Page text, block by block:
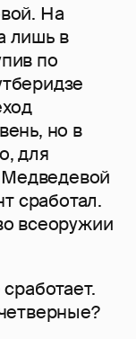
На
лишь в
по
но в
для
Медведевой
сработал.
всеоружии